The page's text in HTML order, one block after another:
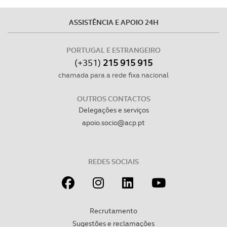
O ACP garantirá que as transferências internacionais de
dados pessoais serão realizadas apenas com o seu
Realçamos que o bloqueio de certo tipo de Cookies e
tecnologias similares pode ter impacto na sua
Consulte a política de cookies do site.
ASSISTÊNCIA E APOIO 24H
PORTUGAL E ESTRANGEIRO
(+351) 215 915 915
chamada para a rede fixa nacional
OUTROS CONTACTOS
Delegações e serviços
apoio.socio@acp.pt
REDES SOCIAIS
Recrutamento
Sugestões e reclamações